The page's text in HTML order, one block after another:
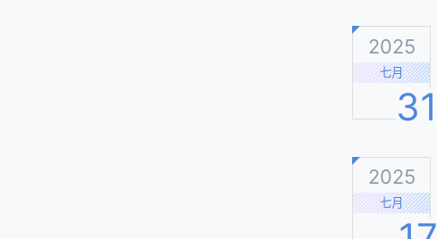
2025
七月
31
2025
七月